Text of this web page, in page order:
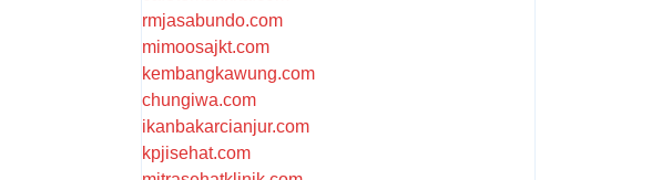
rmjasabundo.com
mimoosajkt.com
kembangkawung.com
chungiwa.com
ikanbakarcianjur.com
kpjisehat.com